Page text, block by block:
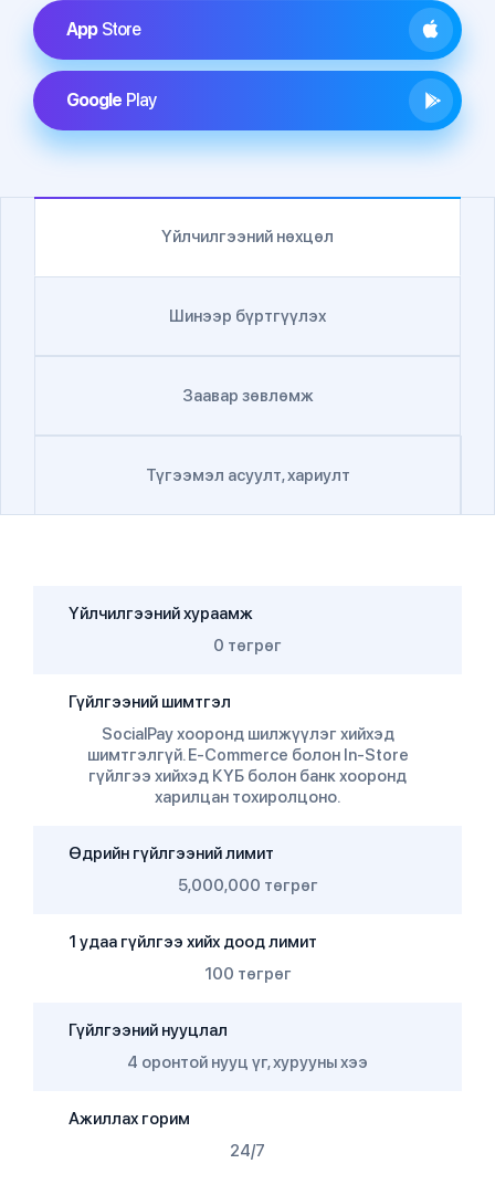
App Store
Google Play
Үйлчилгээний нөхцөл
Шинээр бүртгүүлэх
Заавар зөвлөмж
Түгээмэл асуулт, хариулт
Үйлчилгээний хураамж
0 төгрөг
Гүйлгээний шимтгэл
SocialPay хооронд шилжүүлэг хийхэд
шимтгэлгүй. E-Commerce болон In-Store
гүйлгээ хийхэд КҮБ болон банк хооронд
харилцан тохиролцоно.
Өдрийн гүйлгээний лимит
5,000,000 төгрөг
1 удаа гүйлгээ хийх доод лимит
100 төгрөг
Гүйлгээний нууцлал
4 оронтой нууц үг, хурууны хээ
Ажиллах горим
24/7